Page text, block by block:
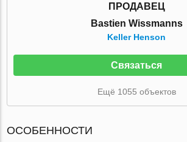
ПРОДАВЕЦ
Bastien Wissmanns
Keller Henson
Связаться
Ещё 1055 объектов
ОСОБЕННОСТИ